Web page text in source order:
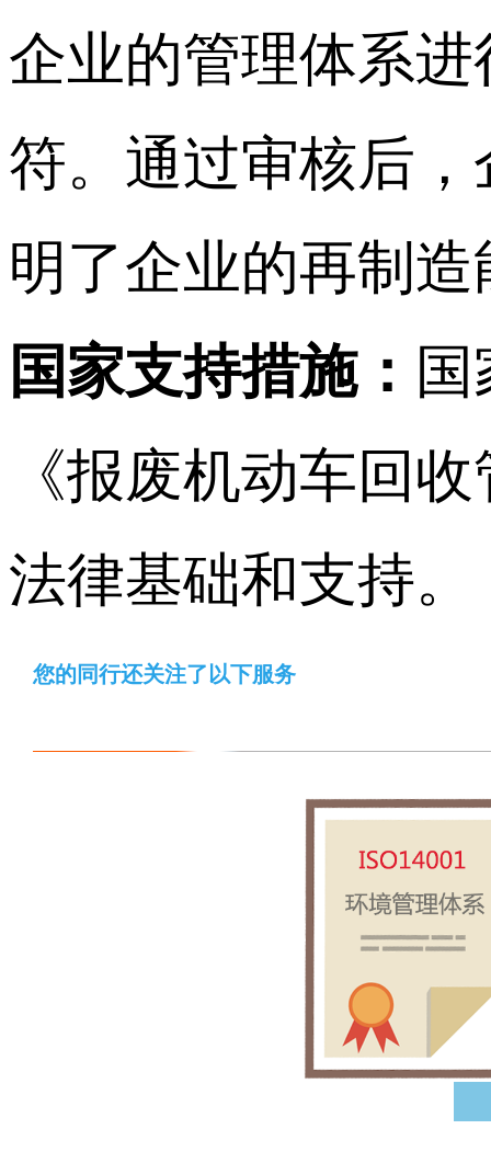
企业的管理体系
符。通过审核后
明了企业的再制
国家支持措施：
《报废机动车回
法律基础和支持。
您的同行还关注了以下服务